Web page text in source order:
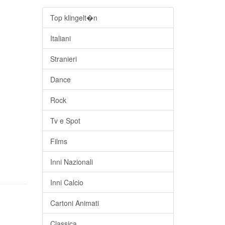
Top klingelt�n
Italiani
Stranieri
Dance
Rock
Tv e Spot
Films
Inni Nazionali
Inni Calcio
Cartoni Animati